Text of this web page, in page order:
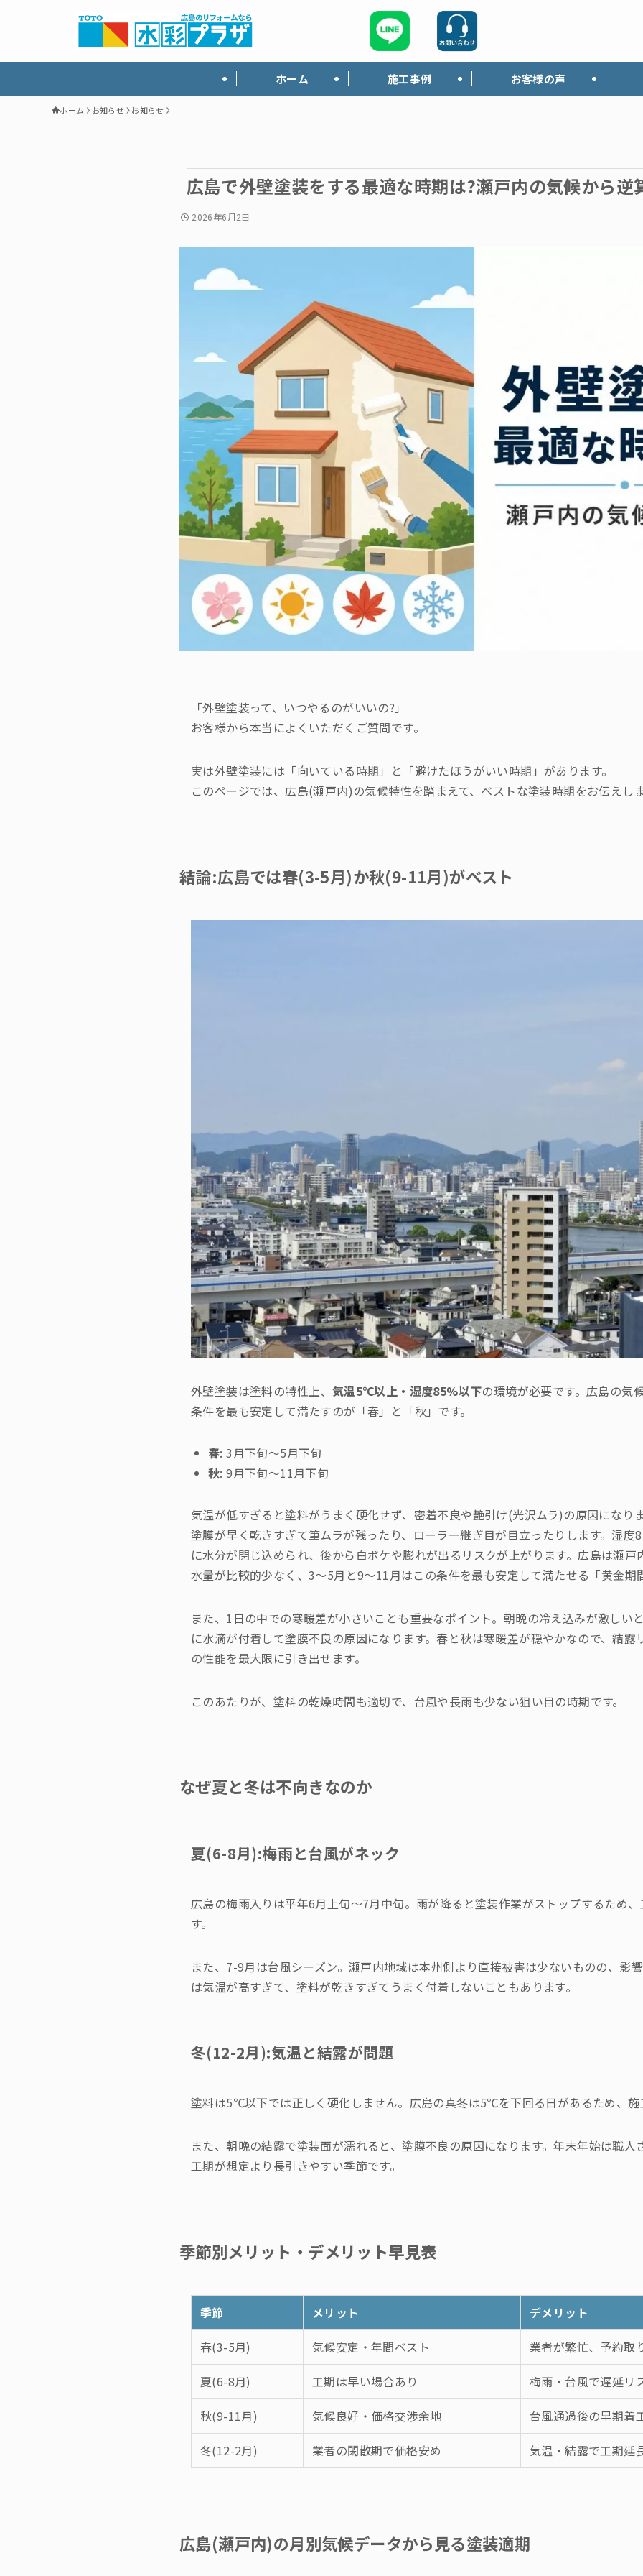
ホーム 施工事例 お客様の声
ホーム お知らせ お知らせ
広島で外壁塗装をする最適な時期は?瀬戸内の気候から逆
2026年6月2日
「外壁塗装って、いつやるのがいいの?」
お客様から本当によくいただくご質問です。
実は外壁塗装には「向いている時期」と「避けたほうがいい時期」があります。
このページでは、広島(瀬戸内)の気候特性を踏まえて、ベストな塗装時期をお伝えし
結論:広島では春(3-5月)か秋(9-11月)がベスト
外壁塗装は塗料の特性上、 気温5℃以上・湿度85%以下の環境が必要です。広島の気
条件を最も安定して満たすのが「春」と「秋」です。
春: 3月下旬〜5月下旬
秋: 9月下旬〜11月下旬
気温が低すぎると塗料がうまく硬化せず、密着不良や艶引け(光沢ムラ)の原因になり
塗膜が早く乾きすぎて筆ムラが残ったり、ローラー継ぎ目が目立ったりします。湿度
に水分が閉じ込められ、後から白ボケや膨れが出るリスクが上がります。広島は瀬
水量が比較的少なく、3〜5月と9〜11月はこの条件を最も安定して満たせる「黄金期
また、1日の中での寒暖差が小さいことも重要なポイント。朝晩の冷え込みが激しい
に水滴が付着して塗膜不良の原因になります。春と秋は寒暖差が穏やかなので、結露
の性能を最大限に引き出せます。
このあたりが、塗料の乾燥時間も適切で、台風や長雨も少ない狙い目の時期です。
なぜ夏と冬は不向きなのか
夏(6-8月):梅雨と台風がネック
広島の梅雨入りは平年6月上旬〜7月中旬。雨が降ると塗装作業がストップするため
す。
また、7-9月は台風シーズン。瀬戸内地域は本州側より直接被害は少ないものの、影
は気温が高すぎて、塗料が乾きすぎてうまく付着しないこともあります。
冬(12-2月):気温と結露が問題
塗料は5℃以下では正しく硬化しません。広島の真冬は5℃を下回る日があるため、施
また、朝晩の結露で塗装面が濡れると、塗膜不良の原因になります。年末年始は職人
工期が想定より長引きやすい季節です。
季節別メリット・デメリット早見表
季節 メリット
デメリット
春(3-5月)
気候安定・年間ベスト
業者が繁忙、予約取
夏(6-8月)
工期は早い場合あり
梅雨・台風で遅延リ
秋(9-11月)
気候良好・価格交渉余地
台風通過後の早期着
冬(12-2月)
業者の閑散期で価格安め 気温・結露で工期延
広島(瀬戸内)の月別気候データから見る塗装適期